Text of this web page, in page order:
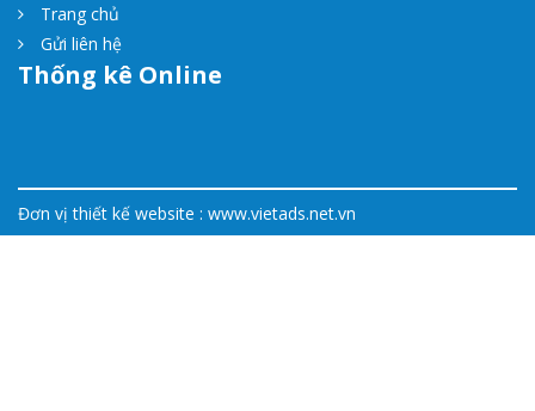
Trang chủ
Gửi liên hệ
Thống kê Online
Đơn vị thiết kế website : www.vietads.net.vn